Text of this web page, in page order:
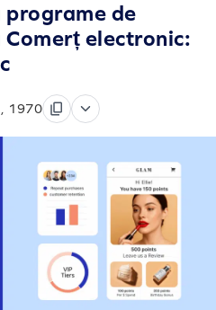
de
electronic:
1970